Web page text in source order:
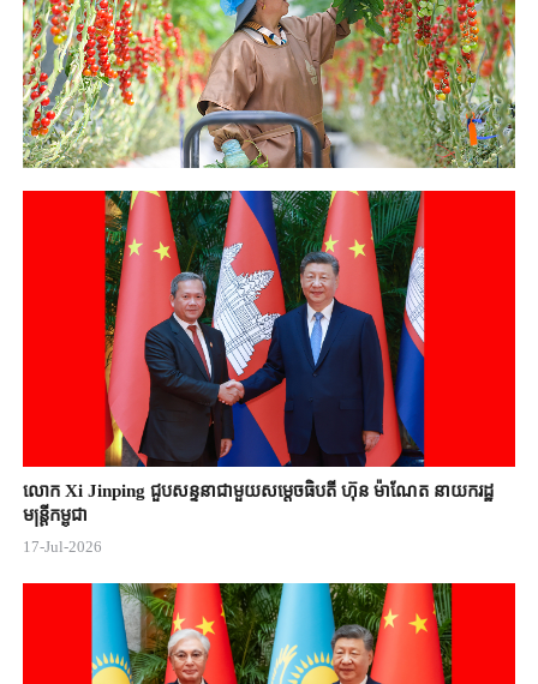
លោក Xi Jinping ជួបសន្ទនាជាមួយសម្តេចធិបតី ហ៊ុន ម៉ាណែត នាយករដ្ឋ
មន្ត្រីកម្ពុជា
17-Jul-2026